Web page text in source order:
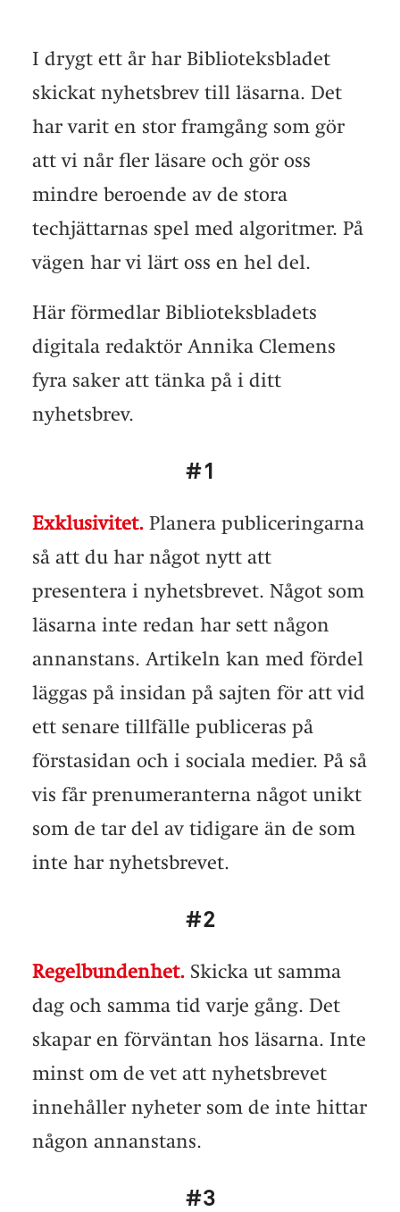
I drygt ett år har Biblioteksbladet
skickat nyhetsbrev till läsarna. Det
har varit en stor framgång som gör
att vi når fler läsare och gör oss
mindre beroende av de stora
techjättarnas spel med algoritmer. På
vägen har vi lärt oss en hel del.
Här förmedlar Biblioteksbladets
digitala redaktör Annika Clemens
fyra saker att tänka på i ditt
nyhetsbrev.
#1
Exklusivitet. Planera publiceringarna
så att du har något nytt att
presentera i nyhetsbrevet. Något som
läsarna inte redan har sett någon
annanstans. Artikeln kan med fördel
läggas på insidan på sajten för att vid
ett senare tillfälle publiceras på
förstasidan och i sociala medier. På så
vis får prenumeranterna något unikt
som de tar del av tidigare än de som
inte har nyhetsbrevet.
#2
Regelbundenhet. Skicka ut samma
dag och samma tid varje gång. Det
skapar en förväntan hos läsarna. Inte
minst om de vet att nyhetsbrevet
innehåller nyheter som de inte hittar
någon annanstans.
#3